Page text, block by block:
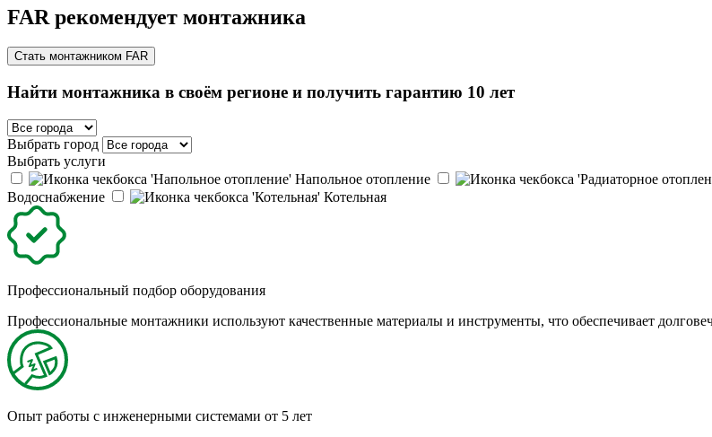
FAR рекомендует монтажника
Стать монтажником FAR
Найти монтажника в своём регионе и получить гарантию 10 лет
Выбрать город
Выбрать услуги
Напольное отопление
Водоснабжение
Котельная
Профессиональный подбор оборудования
Профессиональные монтажники используют качественные материалы и инструменты, что обеспечивает
Опыт работы с инженерными системами от 5 лет